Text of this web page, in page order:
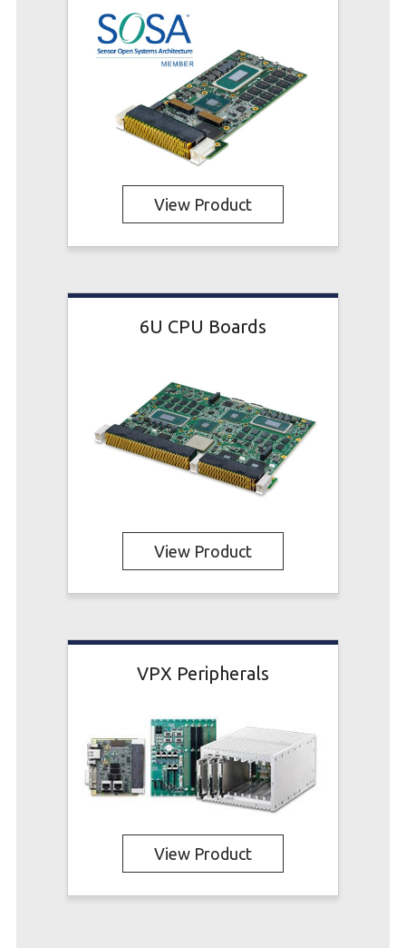
View Product
6U CPU Boards
View Product
VPX Peripherals
View Product